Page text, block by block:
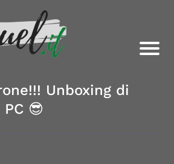
Unboxing di
😎